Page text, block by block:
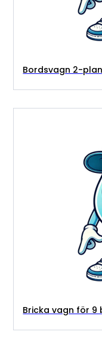
Bordsvagn 2-
Bricka vagn för 9